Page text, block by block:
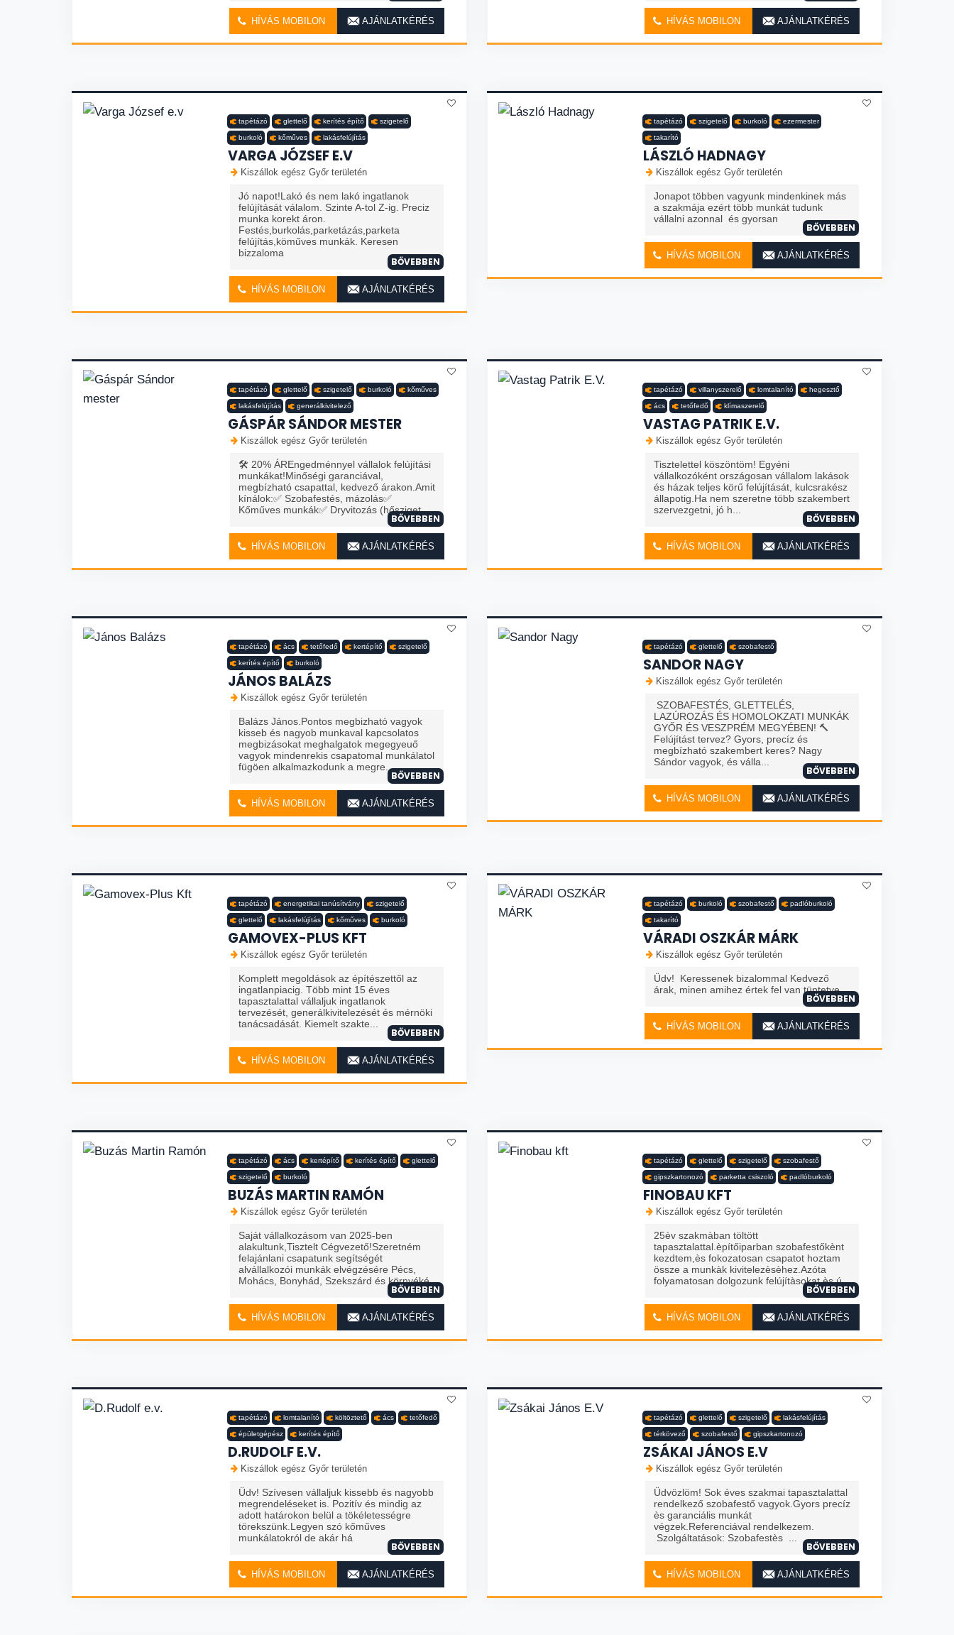
HÍVÁS MOBILON AJÁNLATKÉRÉS HÍVÁS MOBILON AJÁNLATKÉRÉS
tapétázó glettelő kerítés építő szigetelő
burkoló kőműves lakásfelújítás
VARGA JÓZSEF E.V
Kiszállok egész Győr területén
Jó napot!Lakó és nem lakó ingatlanok
felújítását válalom. Szinte A-tol Z-ig. Preciz
munka korekt áron.
Festés,burkolás,parketázás,parketa
felújítás,köműves munkák. Keresen
bizzaloma
BŐVEBBEN
HÍVÁS MOBILON AJÁNLATKÉRÉS
tapétázó szigetelő burkoló ezermester
takarító
LÁSZLÓ HADNAGY
Kiszállok egész Győr területén
Jonapot többen vagyunk mindenkinek más
a szakmája ezért több munkát tudunk
vállalni azonnal és gyorsan
BŐVEBBEN
HÍVÁS MOBILON AJÁNLATKÉRÉS
tapétázó glettelő szigetelő burkoló kőműves
lakásfelújítás generálkivitelező
GÁSPÁR SÁNDOR MESTER
Kiszállok egész Győr területén
🛠️ 20% ÁREngedménnyel vállalok felújítási
munkákat!Minőségi garanciával,
megbízható csapattal, kedvező árakon.Amit
kínálok:✅ Szobafestés, mázolás✅
Kőműves munkák✅ Dryvitozás (hősziget...
BŐVEBBEN
HÍVÁS MOBILON AJÁNLATKÉRÉS
tapétázó villanyszerelő lomtalanító hegesztő
ács tetőfedő klímaszerelő
VASTAG PATRIK E.V.
Kiszállok egész Győr területén
Tisztelettel köszöntöm! Egyéni
vállalkozóként országosan vállalom lakások
és házak teljes körű felújítását, kulcsrakész
állapotig.Ha nem szeretne több szakembert
szervezgetni, jó h...
BŐVEBBEN
HÍVÁS MOBILON AJÁNLATKÉRÉS
tapétázó ács tetőfedő kertépítő szigetelő
kerítés építő burkoló
JÁNOS BALÁZS
Kiszállok egész Győr területén
Balázs János.Pontos megbizható vagyok
kisseb és nagyob munkaval kapcsolatos
megbizásokat meghalgatok megegyeuő
vagyok mindenrekis csapatomal munkálatol
fügöen alkalmazkodunk a megre...
BŐVEBBEN
HÍVÁS MOBILON AJÁNLATKÉRÉS
tapétázó glettelő szobafestő
SANDOR NAGY
Kiszállok egész Győr területén
SZOBAFESTÉS, GLETTELÉS,
LAZÚROZÁS ÉS HOMOLOKZATI MUNKÁK
GYŐR ÉS VESZPRÉM MEGYÉBEN! 🔨
Felújítást tervez? Gyors, precíz és
megbízható szakembert keres? Nagy
Sándor vagyok, és válla...
BŐVEBBEN
HÍVÁS MOBILON AJÁNLATKÉRÉS
tapétázó energetikai tanúsítvány szigetelő
glettelő lakásfelújítás kőműves burkoló
GAMOVEX-PLUS KFT
Kiszállok egész Győr területén
Komplett megoldások az építészettől az
ingatlanpiacig. Több mint 15 éves
tapasztalattal vállaljuk ingatlanok
tervezését, generálkivitelezését és mérnöki
tanácsadását. Kiemelt szakte...
BŐVEBBEN
HÍVÁS MOBILON AJÁNLATKÉRÉS
tapétázó burkoló szobafestő padlóburkoló
takarító
VÁRADI OSZKÁR MÁRK
Kiszállok egész Győr területén
Üdv! Keressenek bizalommal Kedvező
árak, minen amihez értek fel van tüntetve.
BŐVEBBEN
HÍVÁS MOBILON AJÁNLATKÉRÉS
tapétázó ács kertépítő kerítés építő glettelő
szigetelő burkoló
BUZÁS MARTIN RAMÓN
Kiszállok egész Győr területén
Saját vállalkozásom van 2025-ben
alakultunk,Tisztelt Cégvezető!Szeretném
felajánlani csapatunk segítségét
alvállalkozói munkák elvégzésére Pécs,
Mohács, Bonyhád, Szekszárd és környéké
BŐVEBBEN
HÍVÁS MOBILON AJÁNLATKÉRÉS
tapétázó glettelő szigetelő szobafestő
gipszkartonozó parketta csiszoló padlóburkoló
FINOBAU KFT
Kiszállok egész Győr területén
25èv szakmàban töltött
tapasztalattal.èpítőiparban szobafestőkènt
kezdtem,ès fokozatosan csapatot hoztam
össze a munkàk kivitelezèsèhez.Azóta
folyamatosan dolgozunk felújítàsokat ès ú
BŐVEBBEN
HÍVÁS MOBILON AJÁNLATKÉRÉS
tapétázó lomtalanító költöztető ács tetőfedő
épületgépész kerítés építő
D.RUDOLF E.V.
Kiszállok egész Győr területén
Üdv! Szívesen vállaljuk kissebb és nagyobb
megrendeléseket is. Pozitív és mindig az
adott határokon belül a tökéletességre
törekszünk.Legyen szó kőműves
munkálatokról de akár há
BŐVEBBEN
HÍVÁS MOBILON AJÁNLATKÉRÉS
tapétázó glettelő szigetelő lakásfelújítás
térkövező szobafestő gipszkartonozó
ZSÁKAI JÁNOS E.V
Kiszállok egész Győr területén
Üdvözlöm! Sok éves szakmai tapasztalattal
rendelkező szobafestő vagyok.Gyors precíz
ès garanciális munkát
végzek.Referenciával rendelkezem.
Szolgáltatások: Szobafestès ...
BŐVEBBEN
HÍVÁS MOBILON AJÁNLATKÉRÉS